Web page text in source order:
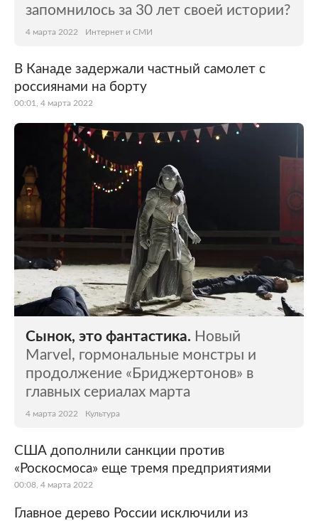
запомнилось за 30 лет своей истории?
4 марта 2022 Интернет и СМИ
В Канаде задержали частный самолет с
россиянами на борту
00:01, 4 марта 2022
Сынок, это фантастика. Новый
Marvel, гормональные монстры и
продолжение «Бриджертонов» в
главных сериалах марта
4 марта 2022 Культура
США дополнили санкции против
«Роскосмоса» еще тремя предприятиями
00:08, 4 марта 2022
Главное дерево России исключили из